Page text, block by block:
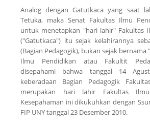
Analog dengan Gatutkaca yang saat
Tetuka, maka Senat Fakultas Ilmu
untuk menetapkan "hari lahir" Fakultas
("Gatutkaca") itu sejak kelahirannya
(Bagian Pedagogik), bukan sejak bernama
Ilmu Pendidikan atau Fakultit
disepahami bahwa tanggal 14
keberadaan Bagian Pedagogik
merupakan hari lahir Fakultas
Kesepahaman ini dikukuhkan dengan
FIP UNY tanggal 23 Desember 2010.